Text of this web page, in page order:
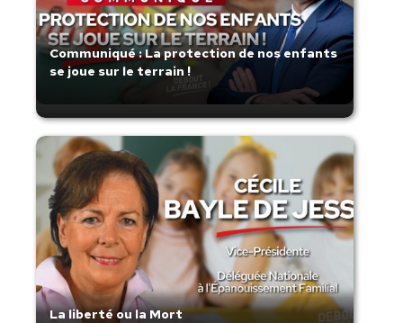
Communiqué : La protection de nos enfants
se joue sur le terrain !
La liberté ou la Mort